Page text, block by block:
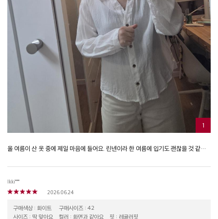
1
올 여름이 산 옷 중에 제일 마음에 들어요. 린넨이라 한 여름에 입기도 괜찮을 것 같아요.
lkki***
2026.06.24
구매색상 : 화이트
구매사이즈 : 42
사이즈 : 딱 맞아요
컬러 : 화면과 같아요 핏 : 레귤러핏